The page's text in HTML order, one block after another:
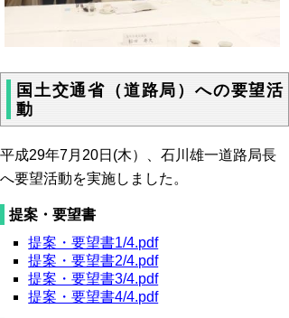
国土交通省（道路局）への要望活
動
平成29年7月20日(木）、石川雄一道路局長
へ要望活動を実施しました。
提案・要望書
提案・要望書1/4.pdf
提案・要望書2/4.pdf
提案・要望書3/4.pdf
提案・要望書4/4.pdf